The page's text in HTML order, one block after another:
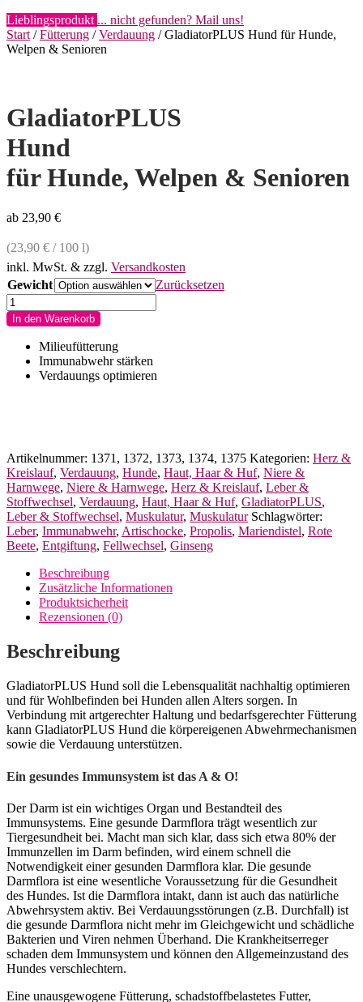
Lieblingsprodukt ... nicht gefunden? Mail uns!
Start /Fütterung /Verdauung / GladiatorPLUS Hund für Hunde,
Welpen & Senioren
GladiatorPLUS
Hund
für Hunde, Welpen & Senioren
ab 23,90 €
(23,90 € / 100 l)
inkl. MwSt. & zzgl. Versandkosten
Gewicht
Zurücksetzen
GladiatorPLUS
Hund
für
Hunde,
Welpen
In den Warenkorb
Milieufütterung
Immunabwehr stärken
Verdauungs optimieren
Artikelnummer: 1371, 1372, 1373, 1374, 1375 Kategorien: Herz &
Kreislauf, Verdauung, Hunde, Haut, Haar & Huf, Niere &
Harnwege, Niere & Harnwege, Herz & Kreislauf, Leber &
Stoffwechsel, Verdauung, Haut, Haar & Huf, GladiatorPLUS,
Leber & Stoffwechsel, Muskulatur, Muskulatur Schlagwörter:
Leber, Immunabwehr, Artischocke, Propolis, Mariendistel, Rote
Beete, Entgiftung, Fellwechsel, Ginseng
Beschreibung
Zusätzliche Informationen
Produktsicherheit
Rezensionen (0)
Beschreibung
GladiatorPLUS Hund soll die Lebensqualität nachhaltig optimieren
und für Wohlbefinden bei Hunden allen Alters sorgen. In
Verbindung mit artgerechter Haltung und bedarfsgerechter Fütterung
kann GladiatorPLUS Hund die körpereigenen Abwehrmechanismen
sowie die Verdauung unterstützen.
Ein gesundes Immunsystem ist das A & O!
Der Darm ist ein wichtiges Organ und Bestandteil des
Immunsystems. Eine gesunde Darmflora trägt wesentlich zur
Tiergesundheit bei. Macht man sich klar, dass sich etwa 80% der
Immunzellen im Darm befinden, wird einem schnell die
Notwendigkeit einer gesunden Darmflora klar. Die gesunde
Darmflora ist eine wesentliche Voraussetzung für die Gesundheit
des Hundes. Ist die Darmflora intakt, dann ist auch das natürliche
Abwehrsystem aktiv. Bei Verdauungsstörungen (z.B. Durchfall) ist
die gesunde Darmflora nicht mehr im Gleichgewicht und schädliche
Bakterien und Viren nehmen Überhand. Die Krankheitserreger
schaden dem Immunsystem und können den Allgemeinzustand des
Hundes verschlechtern.
Eine unausgewogene Fütterung, schadstoffbelastetes Futter,